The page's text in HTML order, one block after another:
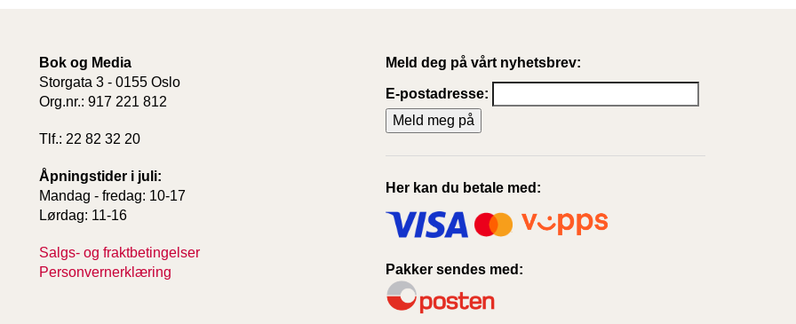
Bok og Media
Storgata 3 - 0155 Oslo
Org.nr.: 917 221 812
Tlf.: 22 82 32 20
Åpningstider i juli:
Mandag - fredag: 10-17
Lørdag: 11-16
Salgs- og fraktbetingelser
Personvernerklæring
Meld deg på vårt nyhetsbrev:
E-postadresse:
Her kan du betale med:
Pakker sendes med: